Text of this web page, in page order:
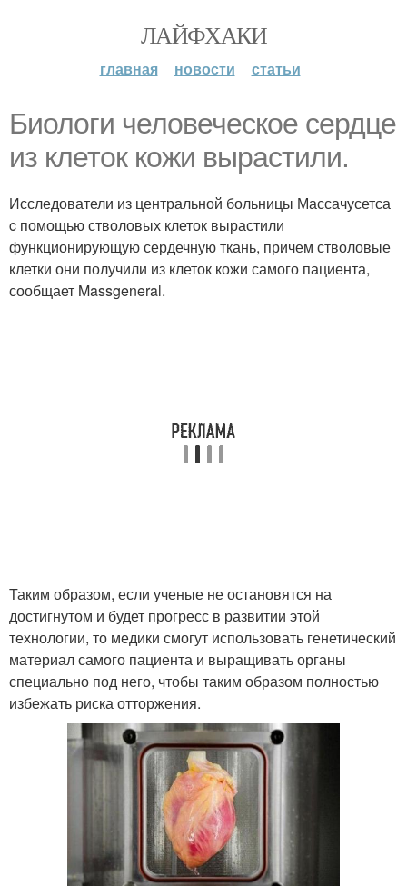
ЛАЙФХАКИ
главная новости статьи
Биологи человеческое сердце
из клеток кожи вырастили.
Исследователи из центральной больницы Массачусетса
c помощью стволовых клеток вырастили
функционирующую сердечную ткань, причем стволовые
клетки они получили из клеток кожи самого пациента,
сообщает Massgeneral.
Таким образом, если ученые не остановятся на
достигнутом и будет прогресс в развитии этой
технологии, то медики смогут использовать генетический
материал самого пациента и выращивать органы
специально под него, чтобы таким образом полностью
избежать риска отторжения.